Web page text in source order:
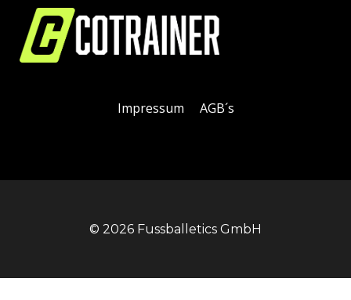
Inhalt
springen
Impressum AGB´s
© 2026 Fussballetics GmbH